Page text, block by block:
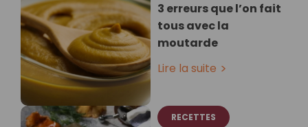
3 erreurs que l’on fait
tous avec la
moutarde
Lire la suite
RECETTES